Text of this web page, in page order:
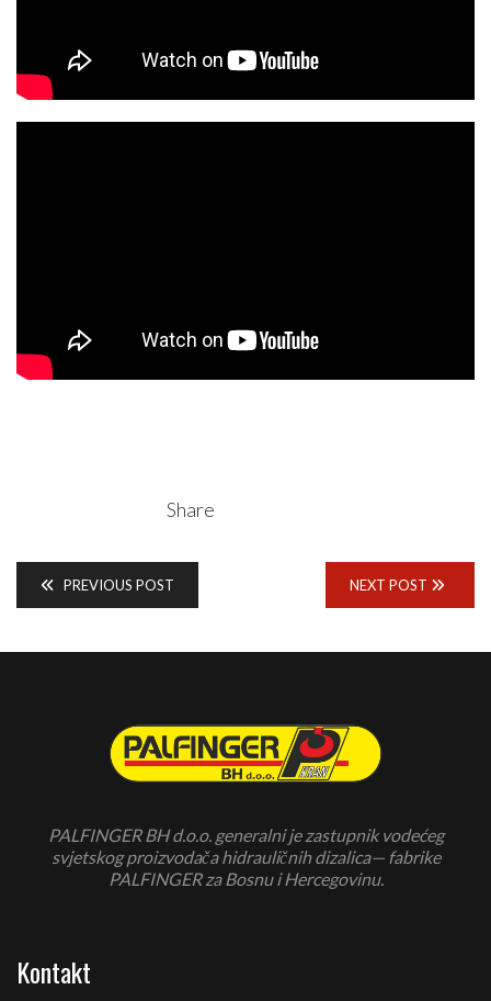
Share
PREVIOUS POST NEXT POST
PALFINGER BH d.o.o. generalni je zastupnik vodećeg
svjetskog proizvodača hidrauličnih dizalica— fabrike
PALFINGER za Bosnu i Hercegovinu.
Kontakt